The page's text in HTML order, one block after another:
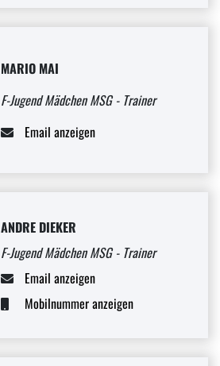
MARIO MAI
F-Jugend Mädchen MSG - Trainer
Email anzeigen
ANDRE DIEKER
F-Jugend Mädchen MSG - Trainer
Email anzeigen
Mobilnummer anzeigen